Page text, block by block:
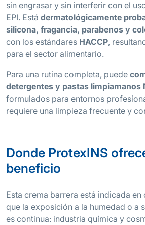
sin engrasar y sin interferir con el
EPI. Está dermatológicamente
silicona, fragancia, parabenos y
con los estándares HACCP,
para el sector alimentario.
Para una rutina completa, puede
detergentes y pastas limpiamanos
formulados para entornos
requiere una limpieza frecuente y
Donde ProtexINS
beneficio
Esta crema barrera está indicada
que la exposición a la humedad o a
es continua: industria química y